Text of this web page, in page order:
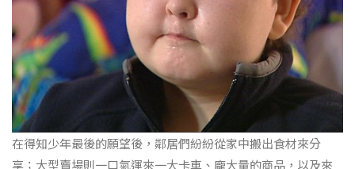
在得知少年最後的願望後，鄰居們紛紛從家中搬出食材來分
享；大型賣場則一口氣運來一大卡車、龐大量的商品，以及來